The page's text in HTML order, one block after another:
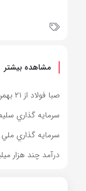
مشاهده بیشتر
صبا فولاد از ۲۱ بهمن تا ۱۳ اسفند تعطیل می‌شود
سرمايه گذاري
سرمايه گذاري ملي
درآمد چند هزار